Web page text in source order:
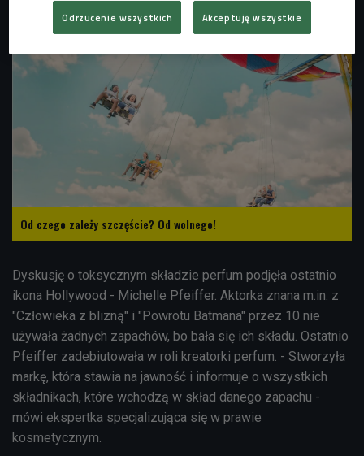
Od czego zależy szczęście? Od wolnego!
Dyskusję o toksycznym składzie perfum podjęła ostatnio
ikona Hollywood - Michelle Pfeiffer. Aktorka znana m.in. z
"Człowieka z blizną" i "Powrotu Batmana" przez 10 nie
używała żadnych zapachów, bo bała się ich składu. Ostatnio
Pfeiffer zadebiutowała w roli kreatorki perfum. - Stworzyła
markę, która stawia na jawność i informuje o wszystkich
składnikach, które wchodzą w skład danego zapachu -
mówi ekspertka specjalizująca się w prawie
kosmetycznym.
Odrzucenie wszystkich Akceptuję wszystkie